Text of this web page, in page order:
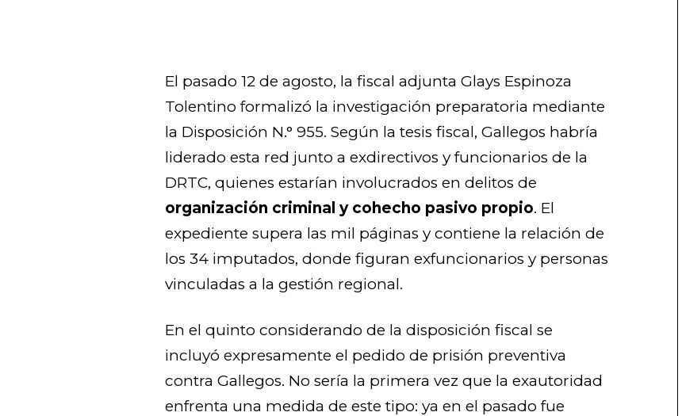
El pasado 12 de agosto, la fiscal adjunta Glays Espinoza
Tolentino formalizó la investigación preparatoria mediante
la Disposición N.° 955. Según la tesis fiscal, Gallegos habría
liderado esta red junto a exdirectivos y funcionarios de la
DRTC, quienes estarían involucrados en delitos de
organización criminal y cohecho pasivo propio. El
expediente supera las mil páginas y contiene la relación de
los 34 imputados, donde figuran exfuncionarios y personas
vinculadas a la gestión regional.
En el quinto considerando de la disposición fiscal se
incluyó expresamente el pedido de prisión preventiva
contra Gallegos. No sería la primera vez que la exautoridad
enfrenta una medida de este tipo: ya en el pasado fue